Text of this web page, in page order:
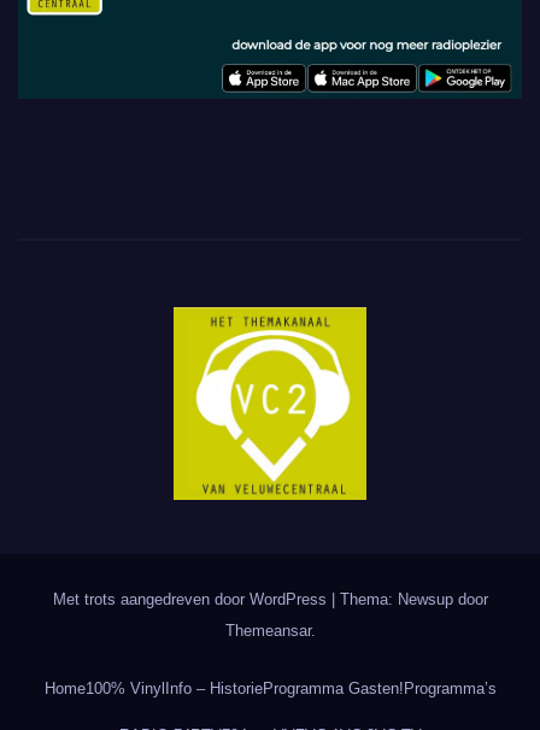
Met trots aangedreven door WordPress | Thema: Newsup door
Themeansar.
Home100% Vinyl Info – HistorieProgramma Gasten! Programma’s